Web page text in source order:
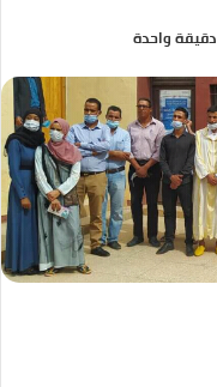
دقيقة واحدة